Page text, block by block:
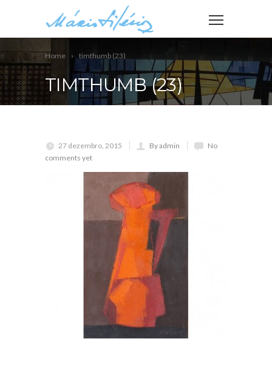
Home timthumb (23)
TIMTHUMB (23)
27 dezembro, 2015 By admin
No
comments yet